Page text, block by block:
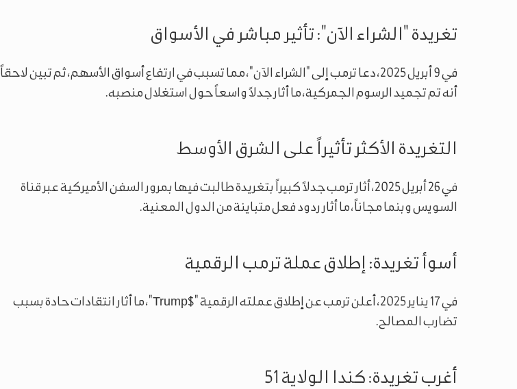
تغريدة "الشراء الآن": تأثير مباشر في الأسواق
في 9 أبريل 2025، دعا ترمب إلى "الشراء الآن"، مما تسبب في ارتفاع أسواق الأسهم، ثم تبين لاحقاً
أنه تم تجميد الرسوم الجمركية، ما أثار جدلاً واسعاً حول استغلال منصبه.
التغريدة الأكثر تأثيراً على الشرق الأوسط
في 26 أبريل 2025، أثار ترمب جدلاً كبيراً بتغريدة طالبت فيها بمرور السفن الأميركية عبر قناة
السويس وبنما مجاناً، ما أثار ردود فعل متباينة من الدول المعنية.
أسوأ تغريدة: إطلاق عملة ترمب الرقمية
في 17 يناير 2025، أعلن ترمب عن إطلاق عملته الرقمية "$Trump"، ما أثار انتقادات حادة بسبب
تضارب المصالح.
أغرب تغريدة: كندا الولاية 51